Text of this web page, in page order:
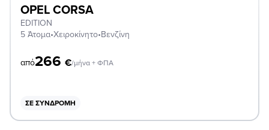
OPEL CORSA
EDITION
5 Άτομα•Χειροκίνητο•Βενζίνη
από266 €/μήνα + ΦΠΑ
ΣΕ ΣΥΝΔΡΟΜΉ